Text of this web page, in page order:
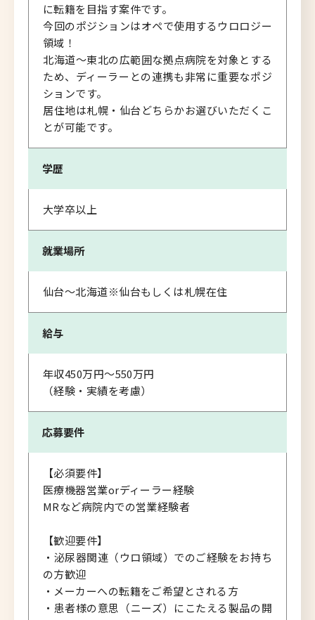
に転籍を目指す案件です。
今回のポジションはオペで使用するウロロジー
領域！
北海道～東北の広範囲な拠点病院を対象とする
ため、ディーラーとの連携も非常に重要なポジ
ションです。
居住地は札幌・仙台どちらかお選びいただくこ
とが可能です。
学歴
大学卒以上
就業場所
仙台～北海道※仙台もしくは札幌在住
給与
年収450万円～550万円
（経験・実績を考慮）
応募要件
【必須要件】
医療機器営業orディーラー経験
MRなど病院内での営業経験者
【歓迎要件】
・泌尿器関連（ウロ領域）でのご経験をお持ち
の方歓迎
・メーカーへの転籍をご希望とされる方
・患者様の意思（ニーズ）にこたえる製品の開